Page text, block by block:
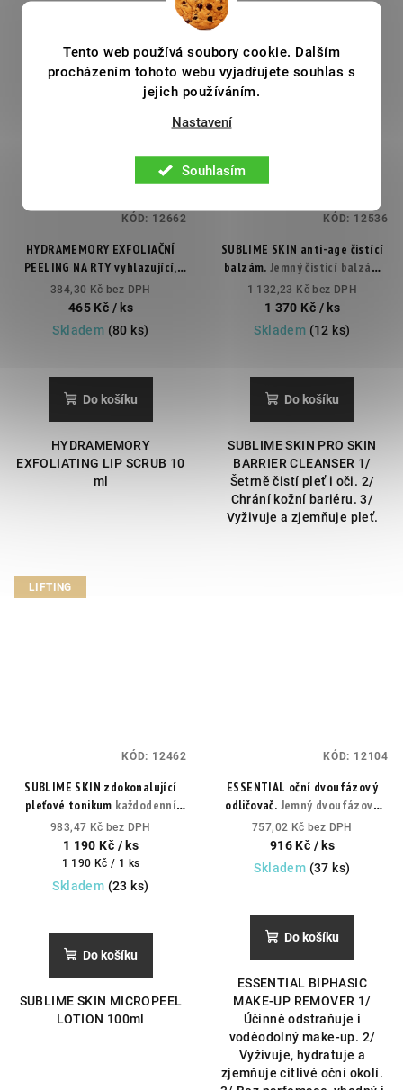
Tento web používá soubory cookie. Dalším
procházením tohoto webu vyjadřujete souhlas s
jejich používáním.
Nastavení
Souhlasím
HYDRAMEMORY EXFOLIAČNÍ
PEELING NA RTY vyhlazující,
pro hebké a zdravě vypadající
rty
384,30 Kč bez DPH
465 Kč / ks
Skladem (80 ks)
Do košíku
HYDRAMEMORY
EXFOLIATING LIP SCRUB 10
ml
KÓD: 12662
RUTINA
SUBLIME SKIN anti-age čistící
balzám.Jemný čisticí balzám
na obličej a oči s ochranou kožní
bariéry.
1 132,23 Kč bez DPH
1 370 Kč / ks
Skladem (12 ks)
Do košíku
SUBLIME SKIN PRO SKIN
BARRIER CLEANSER 1/
Šetrně čistí pleť i oči. 2/
Chrání kožní bariéru. 3/
Vyživuje a zjemňuje pleť.
KÓD: 12536
LIFTING
SUBLIME SKIN zdokonalující
pleťové tonikum každodenní
exfoliační lotion pro přípravu
pleti na peeling a intenzivní
péči.
983,47 Kč bez DPH
1 190 Kč / ks
Měrná
cena:
1 190 Kč / 1 ks
Skladem (23 ks)
Do košíku
SUBLIME SKIN MICROPEEL
LOTION 100ml
KÓD: 12462
ESSENTIAL oční dvoufázový
odličovač. Jemný dvoufázový
odličovač pro odstranění i
voděodolného make-upu z očí a
očního okolí.
757,02 Kč bez DPH
916 Kč / ks
Skladem (37 ks)
Do košíku
ESSENTIAL BIPHASIC
MAKE-UP REMOVER 1/
Účinně odstraňuje i
voděodolný make-up. 2/
Vyživuje, hydratuje a
zjemňuje citlivé oční okolí.
KÓD: 12104